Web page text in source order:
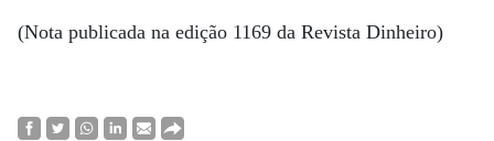
(Nota publicada na edição 1169 da Revista Dinheiro)